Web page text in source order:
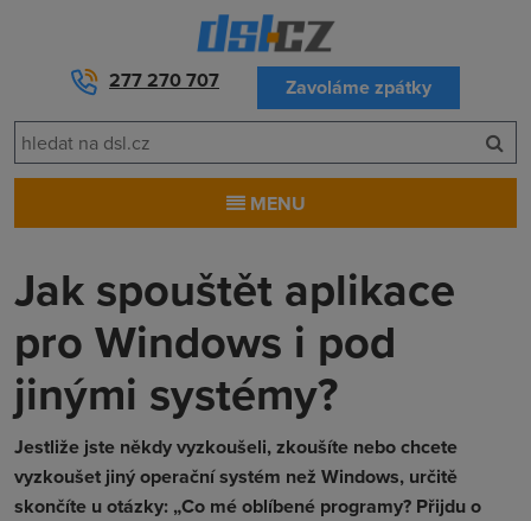
277 270 707 Zavoláme zpátky
MENU
Jak spouštět aplikace
pro Windows i pod
jinými systémy?
Jestliže jste někdy vyzkoušeli, zkoušíte nebo chcete
vyzkoušet jiný operační systém než Windows, určitě
skončíte u otázky: „Co mé oblíbené programy? Přijdu o